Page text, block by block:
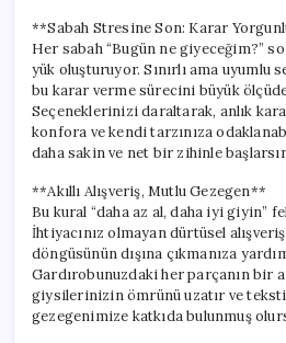
**Sabah Stresine Son: Karar
Her sabah “Bugün ne giyeceğim?”
yük oluşturuyor. Sınırlı ama uyumlu
bu karar verme sürecini büyük
Seçeneklerinizi daraltarak, anlık
konfora ve kendi tarzınıza
daha sakin ve net bir zihinle
**Akıllı Alışveriş, Mutlu Gezegen**
Bu kural “daha az al, daha iyi giyin”
İhtiyacınız olmayan dürtüsel
döngüsünün dışına çıkmanıza
Gardırobunuzdaki her parçanın bir
giysilerinizin ömrünü uzatır ve tekstil
gezegenimize katkıda bulunmuş